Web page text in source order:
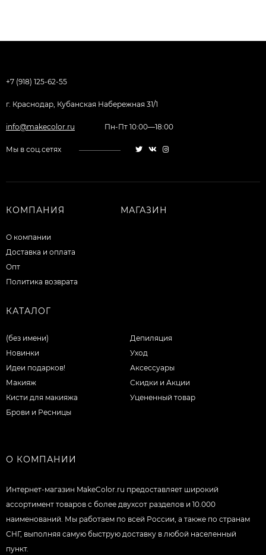
+7 (918) 125-62-55
г. Краснодар, Кубанская Набережная 31/1
info@makecolor.ru Пн-Пт 10:00—18:00
Мы в соц.сетях
КОМПАНИЯ
О компании
Доставка и оплата
Опт
Политика возврата
МАГАЗИН
КАТАЛОГ
(без имени)
Новинки
Идеи подарков!
Макияж
Кисти для макияжа
Брови и Ресницы
Депиляция
Уход
Аксессуары
Скидки и Акции
Уцененный товар
О КОМПАНИИ
Интернет-магазин MakeColor.ru предоставляет широкий
ассортимент товаров c более двухсот разделов и 10.000
наименований. Мы работаем по всей России, а также по странам
СНГ, выполняя самую быструю доставку в любой населенный
пункт.